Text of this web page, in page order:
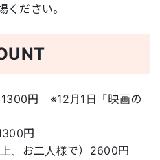
ださい。
1300円 ※12月1日「映画の
円
、お二人様で）2600円